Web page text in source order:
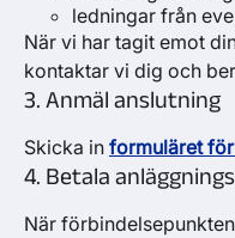
ledningar från
När vi har tagit emot
kontaktar vi dig och
3. Anmäl anslutning
Skicka in formuläret
4. Betala
När